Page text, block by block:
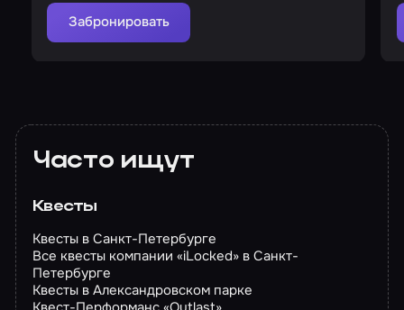
Забронировать
Часто ищут
Квесты
Квесты в Санкт-Петербурге
Все квесты компании «iLocked» в Санкт-
Петербурге
Квесты в Александровском парке